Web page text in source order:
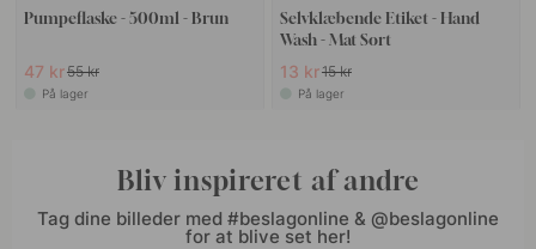
Pumpeflaske - 500ml - Brun
47 kr55 kr
På lager
Selvklæbende Etiket - Hand
Wash - Mat Sort
13 kr15 kr
På lager
Bliv inspireret af andre
Tag dine billeder med #beslagonline & @beslagonline
for at blive set her!